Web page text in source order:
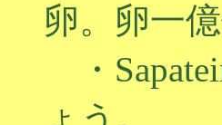
卵。卵一
・